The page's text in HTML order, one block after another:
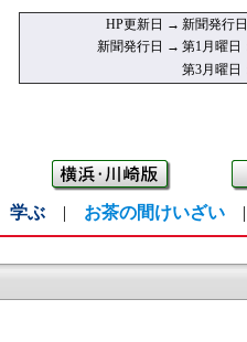
HP更新日 → 新聞発行
新聞発行日 → 第1月曜日
第3月曜日
学ぶ| お茶の間けいざい